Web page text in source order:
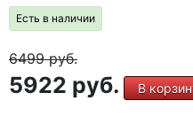
Есть в наличии
6499руб.
5922 руб. В